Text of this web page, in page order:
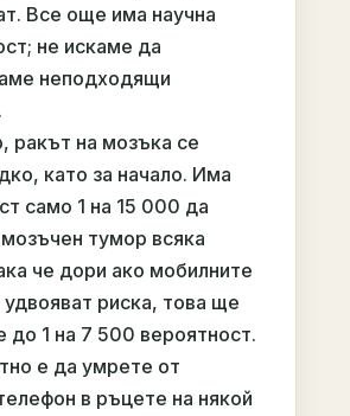
Все още има научна
не искаме да
неподходящи
ракът на мозъка се
като за начало. Има
само 1 на 15 000 да
тумор всяка
че дори ако мобилните
риска, това ще
до 1 на 7 500 вероятност.
е да умрете от
в ръцете на някой